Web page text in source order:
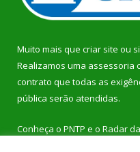
Muito mais que criar site ou
Realizamos uma assessoria
contrato que todas as
pública serão atendidas.
Conheça o PNTP e o Radar